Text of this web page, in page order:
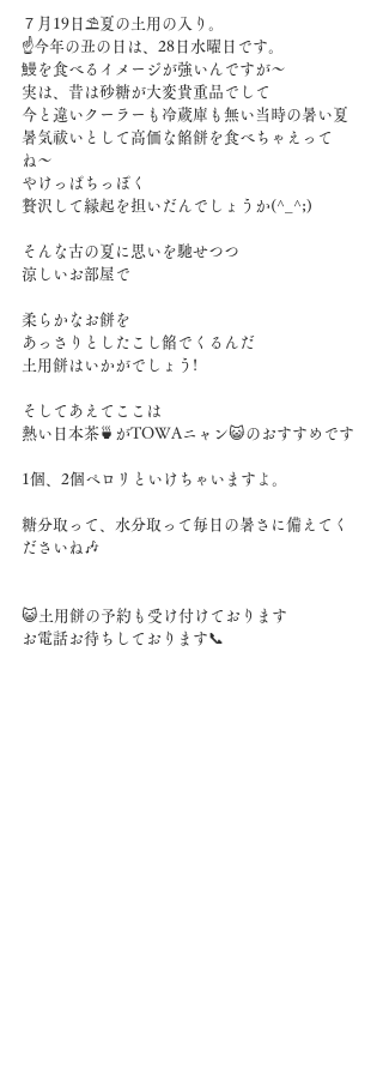
７月19日⛱️夏の土用の入り。
☝️今年の丑の日は、28日水曜日です。
鰻を食べるイメージが強いんですが〜
実は、昔は砂糖が大変貴重品でして
今と違いクーラーも冷蔵庫も無い当時の暑い夏
暑気祓いとして高価な餡餅を食べちゃえって
ね〜
やけっぱちっぽく
贅沢して縁起を担いだんでしょうか(^_^;)
そんな古の夏に思いを馳せつつ
涼しいお部屋で
柔らかなお餅を
あっさりとしたこし餡でくるんだ
土用餅はいかがでしょう!
そしてあえてここは
熱い日本茶🍵がTOWAニャン😺のおすすめです
1個、2個ペロリといけちゃいますよ。
糖分取って、水分取って毎日の暑さに備えてく
ださいね🎶
😺土用餅の予約も受け付けております
お電話お待ちしております📞